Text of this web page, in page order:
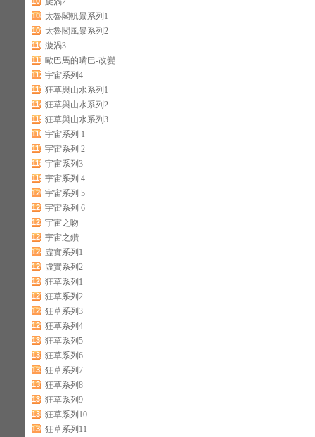
108 太魯閣軓景系列1
109 太魯閣風景系列2
110 漩渦3
111 歐巴馬的嘴巴-改變
112 宇宙系列4
113 狂草與山水系列1
114 狂草與山水系列2
115 狂草與山水系列3
116 宇宙系列 1
117 宇宙系列 2
118 宇宙系列3
119 宇宙系列 4
120 宇宙系列 5
121 宇宙系列 6
122 宇宙之吻
123 宇宙之鑽
124 虛實系列1
125 虛實系列2
126 狂草系列1
127 狂草系列2
128 狂草系列3
129 狂草系列4
130 狂草系列5
131 狂草系列6
132 狂草系列7
133 狂草系列8
134 狂草系列9
135 狂草系列10
136 狂草系列11